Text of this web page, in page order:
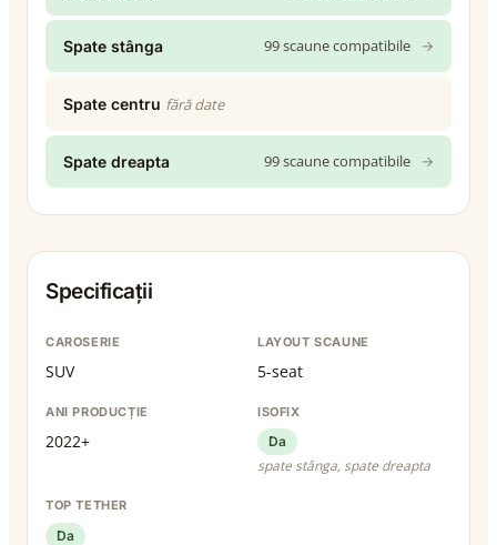
Spate stânga 99 scaune compatibile →
Spate centru fără date
Spate dreapta 99 scaune compatibile →
Specificații
CAROSERIE
SUV
LAYOUT SCAUNE
5-seat
ANI PRODUCȚIE
2022+
ISOFIX
Da
spate stânga, spate dreapta
TOP TETHER
Da